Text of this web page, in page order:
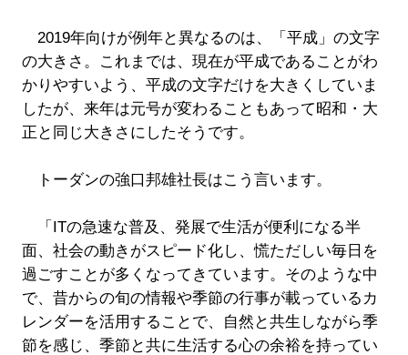
2019年向けが例年と異なるのは、「平成」の文字
の大きさ。これまでは、現在が平成であることがわ
かりやすいよう、平成の文字だけを大きくしていま
したが、来年は元号が変わることもあって昭和・大
正と同じ大きさにしたそうです。
トーダンの強口邦雄社長はこう言います。
「ITの急速な普及、発展で生活が便利になる半
面、社会の動きがスピード化し、慌ただしい毎日を
過ごすことが多くなってきています。そのような中
で、昔からの旬の情報や季節の行事が載っているカ
レンダーを活用することで、自然と共生しながら季
節を感じ、季節と共に生活する心の余裕を持ってい